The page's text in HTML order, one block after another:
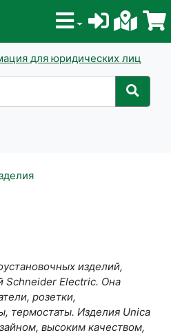
для юридических лиц
изделий,
Schneider Electric. Она
розетки,
термостаты. Изделия Unica
высоким качеством,